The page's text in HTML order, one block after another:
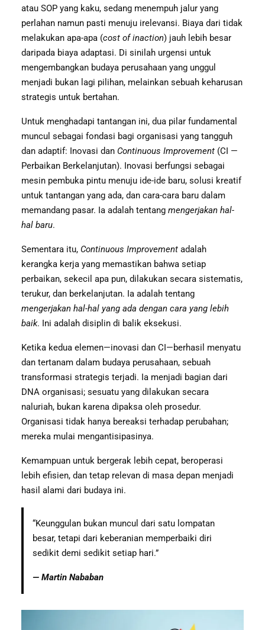
atau SOP yang kaku, sedang menempuh jalur yang
perlahan namun pasti menuju irelevansi. Biaya dari tidak
melakukan apa-apa (cost of inaction) jauh lebih besar
daripada biaya adaptasi. Di sinilah urgensi untuk
mengembangkan budaya perusahaan yang unggul
menjadi bukan lagi pilihan, melainkan sebuah keharusan
strategis untuk bertahan.
Untuk menghadapi tantangan ini, dua pilar fundamental
muncul sebagai fondasi bagi organisasi yang tangguh
dan adaptif: Inovasi dan Continuous Improvement (CI —
Perbaikan Berkelanjutan). Inovasi berfungsi sebagai
mesin pembuka pintu menuju ide-ide baru, solusi kreatif
untuk tantangan yang ada, dan cara-cara baru dalam
memandang pasar. Ia adalah tentang mengerjakan hal-
hal baru.
Sementara itu, Continuous Improvement adalah
kerangka kerja yang memastikan bahwa setiap
perbaikan, sekecil apa pun, dilakukan secara sistematis,
terukur, dan berkelanjutan. Ia adalah tentang
mengerjakan hal-hal yang ada dengan cara yang lebih
baik. Ini adalah disiplin di balik eksekusi.
Ketika kedua elemen—inovasi dan CI—berhasil menyatu
dan tertanam dalam budaya perusahaan, sebuah
transformasi strategis terjadi. Ia menjadi bagian dari
DNA organisasi; sesuatu yang dilakukan secara
naluriah, bukan karena dipaksa oleh prosedur.
Organisasi tidak hanya bereaksi terhadap perubahan;
mereka mulai mengantisipasinya.
Kemampuan untuk bergerak lebih cepat, beroperasi
lebih efisien, dan tetap relevan di masa depan menjadi
hasil alami dari budaya ini.
“Keunggulan bukan muncul dari satu lompatan
besar, tetapi dari keberanian memperbaiki diri
sedikit demi sedikit setiap hari.”
— Martin Nababan